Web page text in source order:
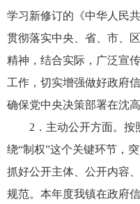
学习新修订的《中华人民
贯彻落实中央、省、市、
精神，结合实际，广泛宣
工作，切实增强做好政府
确保党中央决策部署在沈高
2．主动公开方面。按
绕“制权”这个关键环节，
抓好公开主体、公开内容
规范。本年度我镇在政府